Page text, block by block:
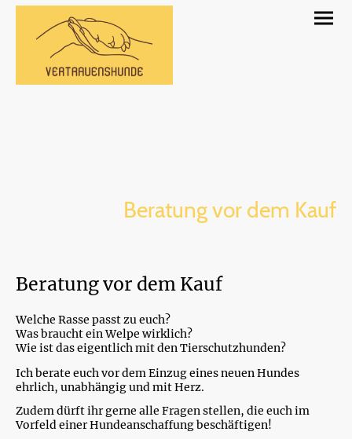
Beratung vor dem Kauf
Beratung vor dem Kauf
Welche Rasse passt zu euch?
Was braucht ein Welpe wirklich?
Wie ist das eigentlich mit den Tierschutzhunden?
Ich berate euch vor dem Einzug eines neuen Hundes
ehrlich, unabhängig und mit Herz.
Zudem dürft ihr gerne alle Fragen stellen, die euch im
Vorfeld einer Hundeanschaffung beschäftigen!